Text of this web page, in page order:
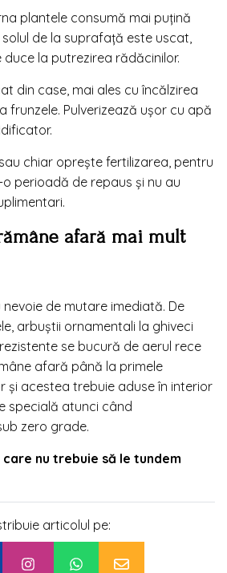
plantele consumă mai puțină
de la suprafață este uscat,
la putrezirea rădăcinilor.
din case, mai ales cu încălzirea
frunzele. Pulverizează ușor cu apă
chiar oprește fertilizarea, pentru
perioadă de repaus și nu au
afară mai mult
de mutare imediată. De
arbuștii ornamentali la ghiveci
se bucură de aerul rece
afară până la primele
și acestea trebuie aduse în interior
specială atunci când
zero grade.
nu trebuie să le tundem
articolul pe: